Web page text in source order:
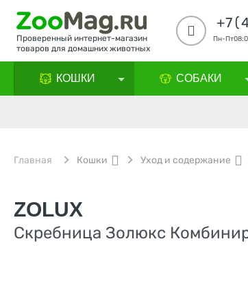
Проверенный интернет-магазин
товаров для домашних животных
Пн-
КОШКИ СОБАКИ
Главная Кошки Уход и содержание
ZOLUX
Скребница Золюкс